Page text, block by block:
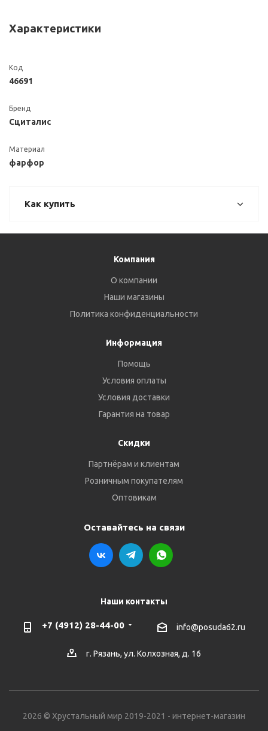
Характеристики
Код
46691
Бренд
Сциталис
Материал
фарфор
Как купить
Компания
О компании
Наши магазины
Политика конфиденциальности
Информация
Помощь
Условия оплаты
Условия доставки
Гарантия на товар
Скидки
Партнёрам и клиентам
Розничным покупателям
Оптовикам
Оставайтесь на связи
Наши контакты
+7 (4912) 28-44-00 info@posuda62.ru
г. Рязань, ул. Колхозная, д. 16
2026 © Хрустальный мир 2019-2021 - интернет-магазин